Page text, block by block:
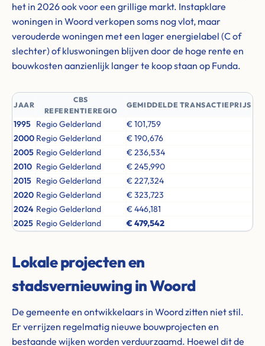
het in 2026 ook voor een grillige markt. Instapklare
woningen in Woord verkopen soms nog vlot, maar
verouderde woningen met een lager energielabel (C of
slechter) of kluswoningen blijven door de hoge rente en
bouwkosten aanzienlijk langer te koop staan op Funda.
JAAR
CBS
REFERENTIEREGIO
GEMIDDELDE TRANSACTIEPRIJS
1995 Regio Gelderland
€ 101,759
2000 Regio Gelderland
€ 190,676
2005 Regio Gelderland
€ 236,534
2010 Regio Gelderland
€ 245,990
2015 Regio Gelderland
€ 227,324
2020 Regio Gelderland
€ 323,723
2024 Regio Gelderland
€ 446,181
2025 Regio Gelderland € 479,542
Lokale projecten en
stadsvernieuwing in Woord
De gemeente en ontwikkelaars in Woord zitten niet stil.
Er verrijzen regelmatig nieuwe bouwprojecten en
bestaande wijken worden verduurzaamd. Hoewel dit de